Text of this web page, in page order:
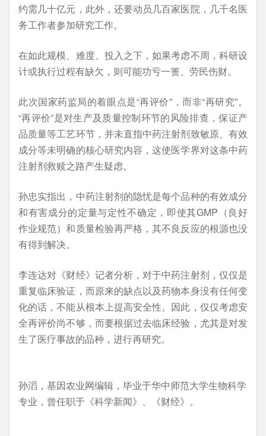
约需几十亿元，此外，还要动员几百家医院，几千名医
务工作者参加研究工作。
在如此规模、难度、投入之下，如果考虑不周，科研设
计或执行过程有缺欠，则可能功亏一篑、劳民伤财。
此次国家药监局的着眼点是“再评价”，而非“再研究”。
“再评价”是对生产及质量控制环节的风险排查，保证产
品质量等工艺环节，并未直指中药注射剂致敏原、有效
成分等未明确的核心研究内容，这使医学界对这条中药
注射剂救赎之路产生疑虑。
孙忠实指出，中药注射剂的隐忧是每个品种的有效成分
和有害成分的定量与定性不确定，即使其GMP（良好
作业规范）和质量检验再严格，其不良反应的根源也没
有得到解决。
李连达对《财经》记者分析，对于中药注射剂，仅仅是
重复临床验证，而原来的缺点以及药物本身没有任何变
化的话，不能从根本上提高安全性。因此，仅仅考虑安
全再评价尚不够，而要根据过去临床经验，尤其是对发
生了医疗事故的品种，进行再研究。
孙滔，基因农业网编辑，毕业于华中师范大学生物科学
专业，曾任职于《科学新闻》、《财经》。